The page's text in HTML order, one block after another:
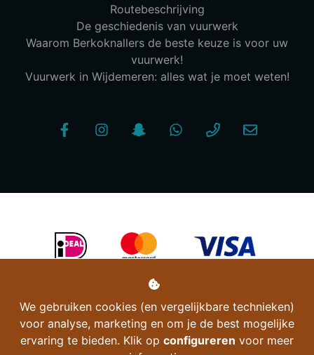
We gebruiken cookies (en vergelijkbare technieken)
voor analyse, marketing en om je de best mogelijke
ervaring te bieden. Klik op configureren voor meer
Routebeschrijving
De geschiedenis van vuurwerk
Waarom Berkoknallers de beste keuze is voor uw
vuurwerk!
Vuurwerk in Wijdemeren: alles wat je moet weten!